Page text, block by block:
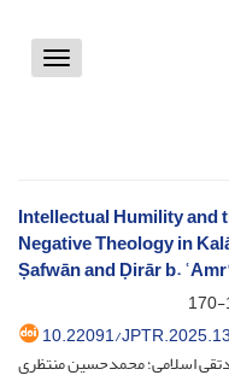
Toggle
Intellectual Humility and
Negative Theology in
Ṣafwān and Ḍirār b.
10.22091/
اسلامی؛ محمدحسین منتظری